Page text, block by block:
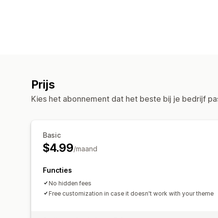
Prijs
Kies het abonnement dat het beste bij je bedrijf
Basic
$4.99/maand
Functies
No hidden fees
Free customization in case it doesn't work with your theme